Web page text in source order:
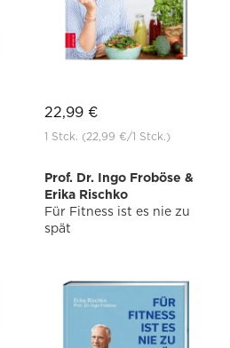
22,99 €
1 Stck. (22,99 €/1 Stck.)
Prof. Dr. Ingo Froböse &
Erika Rischko
Für Fitness ist es nie zu
spät